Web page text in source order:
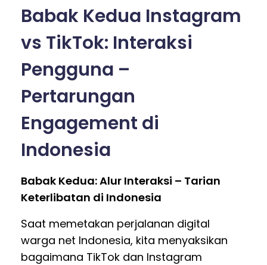
Babak Kedua Instagram
vs TikTok: Interaksi
Pengguna –
Pertarungan
Engagement di
Indonesia
Babak Kedua: Alur Interaksi – Tarian
Keterlibatan di Indonesia
Saat memetakan perjalanan digital
warga net Indonesia, kita menyaksikan
bagaimana TikTok dan Instagram